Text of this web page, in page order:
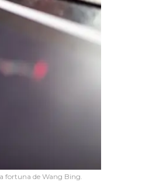
fortuna de Wang Bing.